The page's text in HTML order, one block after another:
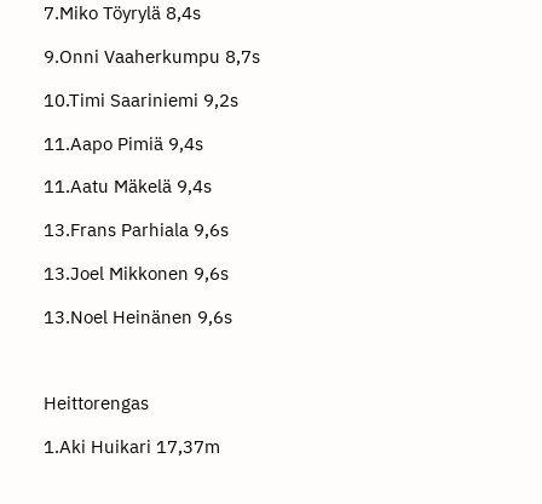
7.Miko Töyrylä 8,4s
9.Onni Vaaherkumpu 8,7s
10.Timi Saariniemi 9,2s
11.Aapo Pimiä 9,4s
11.Aatu Mäkelä 9,4s
13.Frans Parhiala 9,6s
13.Joel Mikkonen 9,6s
13.Noel Heinänen 9,6s
Heittorengas
1.Aki Huikari 17,37m